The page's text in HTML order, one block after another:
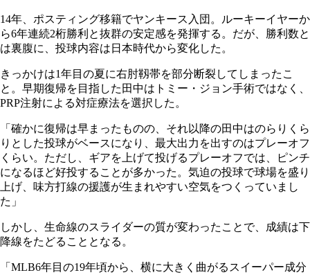
14年、ポスティング移籍でヤンキース入団。ルーキーイヤーか
ら6年連続2桁勝利と抜群の安定感を発揮する。だが、勝利数と
は裏腹に、投球内容は日本時代から変化した。
きっかけは1年目の夏に右肘靱帯を部分断裂してしまったこ
と。早期復帰を目指した田中はトミー・ジョン手術ではなく、
PRP注射による対症療法を選択した。
「確かに復帰は早まったものの、それ以降の田中はのらりくら
りとした投球がベースになり、最大出力を出すのはプレーオフ
くらい。ただし、ギアを上げて投げるプレーオフでは、ピンチ
になるほど好投することが多かった。気迫の投球で球場を盛り
上げ、味方打線の援護が生まれやすい空気をつくっていまし
た」
しかし、生命線のスライダーの質が変わったことで、成績は下
降線をたどることとなる。
「MLB6年目の19年頃から、横に大きく曲がるスイーパー成分